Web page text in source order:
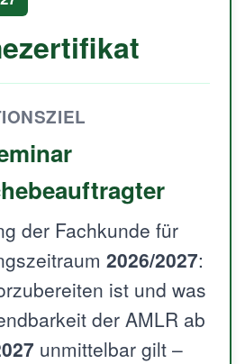
der Fachkunde für
2026/2027:
ist und was
der AMLR ab
unmittelbar gilt –